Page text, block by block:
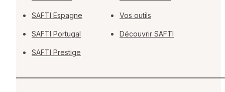
SAFTI Espagne
SAFTI Portugal
SAFTI Prestige
Vos outils
Découvrir SAFTI